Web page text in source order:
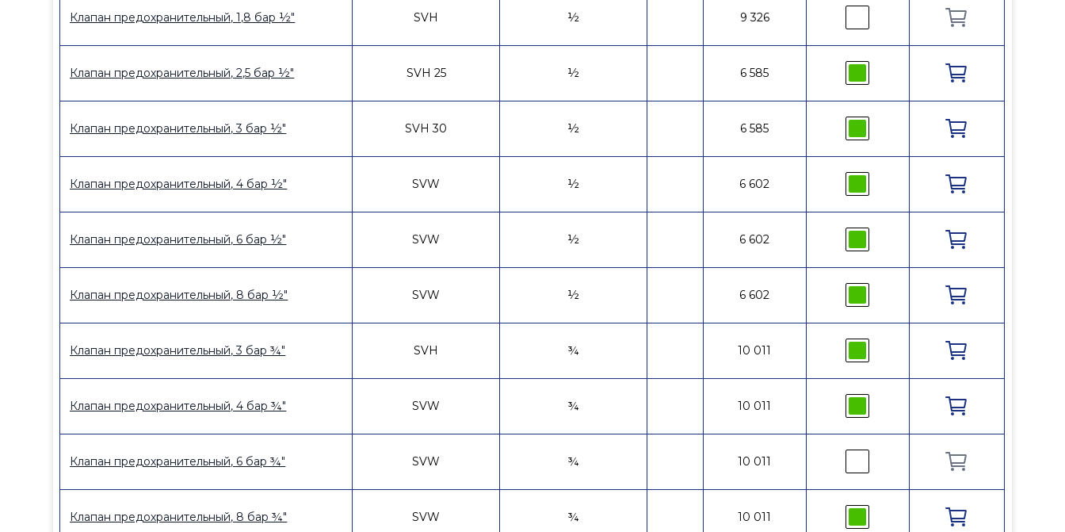
Клапан предохранительный, 1,8 бар ½"
Клапан предохранительный, 2,5 бар ½"
Клапан предохранительный, 3 бар ½"
Клапан предохранительный, 4 бар ½"
Клапан предохранительный, 6 бар ½"
Клапан предохранительный, 8 бар ½"
Клапан предохранительный, 3 бар ¾"
Клапан предохранительный, 4 бар ¾"
Клапан предохранительный, 6 бар ¾"
Клапан предохранительный, 8 бар ¾"
SVH ½
SVH 25 ½
SVH 30 ½
SVW ½
SVW ½
SVW ½
SVH ¾
SVW ¾
SVW ¾
SVW ¾
9 326
6 585
6 585
6 602
6 602
6 602
10 011
10 011
10 011
10 011